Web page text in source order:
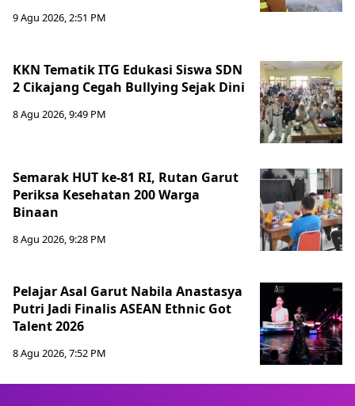
9 Agu 2026, 2:51 PM
KKN Tematik ITG Edukasi Siswa SDN
2 Cikajang Cegah Bullying Sejak Dini
8 Agu 2026, 9:49 PM
Semarak HUT ke-81 RI, Rutan Garut
Periksa Kesehatan 200 Warga
Binaan
8 Agu 2026, 9:28 PM
Pelajar Asal Garut Nabila Anastasya
Putri Jadi Finalis ASEAN Ethnic Got
Talent 2026
8 Agu 2026, 7:52 PM